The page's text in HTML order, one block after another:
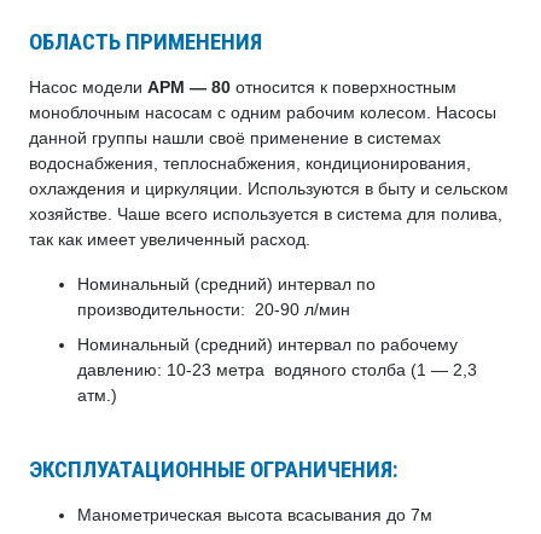
ОБЛАСТЬ ПРИМЕНЕНИЯ
Насос модели APM — 80 относится к поверхностным
моноблочным насосам с одним рабочим колесом. Насосы
данной группы нашли своё применение в системах
водоснабжения, теплоснабжения, кондиционирования,
охлаждения и циркуляции. Используются в быту и сельском
хозяйстве. Чаше всего используется в система для полива,
так как имеет увеличенный расход.
Номинальный (средний) интервал по
производительности: 20-90 л/мин
Номинальный (средний) интервал по рабочему
давлению: 10-23 метра водяного столба (1 — 2,3
атм.)
ЭКСПЛУАТАЦИОННЫЕ ОГРАНИЧЕНИЯ:
Манометрическая высота всасывания до 7м